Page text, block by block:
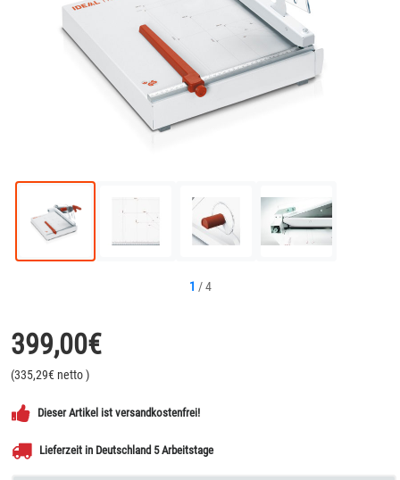
1 /4
399,00€
(335,29€ netto)
Dieser Artikel ist versandkostenfrei!
Lieferzeit in Deutschland 5 Arbeitstage